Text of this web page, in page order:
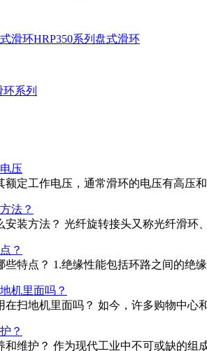
滑环HRP350系列盘式滑环
环系列
压
额定工作电压，通常滑环的电压有高压
法？
安装方法？ 光纤旋转接头又称光纤滑环
？
些特点？ 1.绝缘性能包括环路之间的绝
机里面吗？
在扫地机里面吗？ 如今，许多购物中心
？
和维护？ 作为现代工业中不可或缺的组